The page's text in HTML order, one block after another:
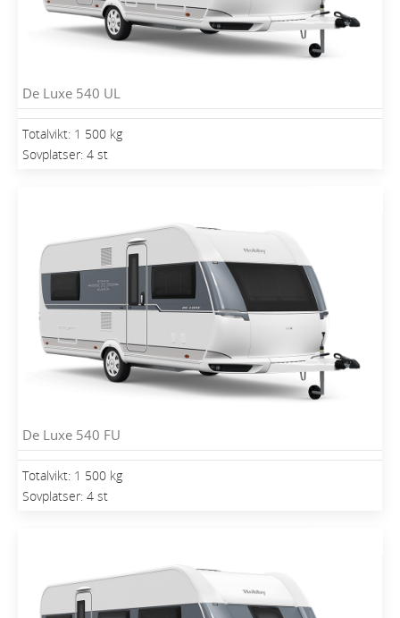
De Luxe 540 UL
Totalvikt: 1 500 kg
Sovplatser: 4 st
De Luxe 540 FU
Totalvikt: 1 500 kg
Sovplatser: 4 st